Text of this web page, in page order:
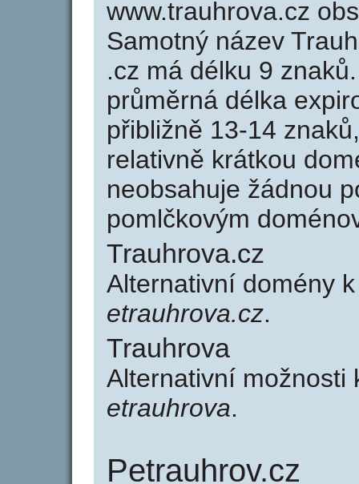
www.trauhrova.cz
Samotný název
.cz má délku 9
průměrná délka
přibližně 13-14
relativně krátkou
neobsahuje žádnou
pomlčkovým
Trauhrova.cz
Alternativní domény
etrauhrova.cz.
Trauhrova
Alternativní možnosti
etrauhrova.
Petrauhrov.cz